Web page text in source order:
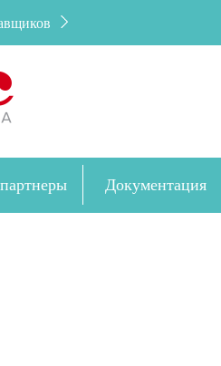
Документация